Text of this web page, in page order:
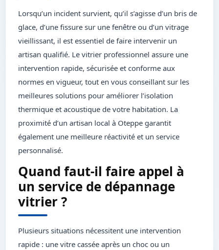
Lorsqu’un incident survient, qu’il s’agisse d’un bris de
glace, d’une fissure sur une fenêtre ou d’un vitrage
vieillissant, il est essentiel de faire intervenir un
artisan qualifié. Le vitrier professionnel assure une
intervention rapide, sécurisée et conforme aux
normes en vigueur, tout en vous conseillant sur les
meilleures solutions pour améliorer l’isolation
thermique et acoustique de votre habitation. La
proximité d’un artisan local à Oteppe garantit
également une meilleure réactivité et un service
personnalisé.
Quand faut-il faire appel à
un service de dépannage
vitrier ?
Plusieurs situations nécessitent une intervention
rapide : une vitre cassée après un choc ou un